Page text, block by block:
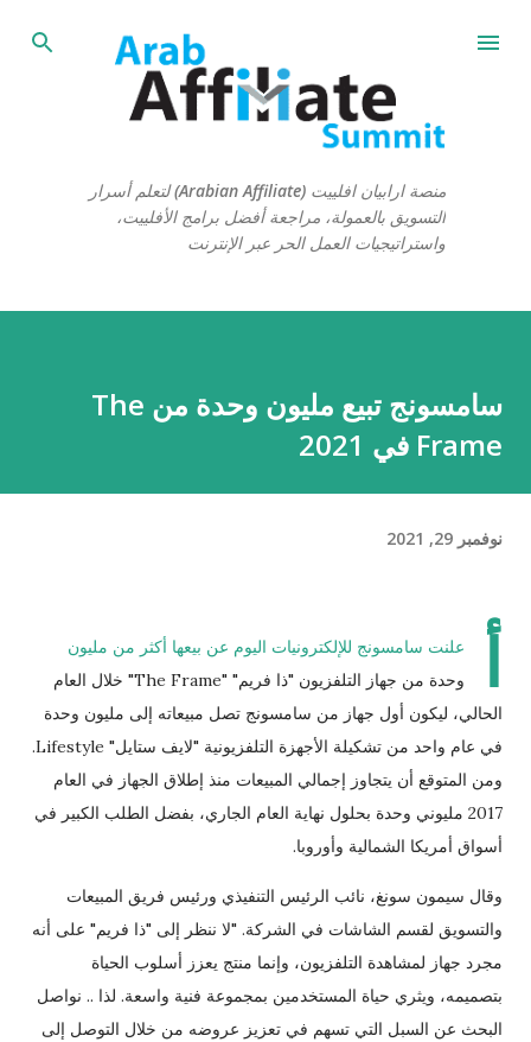
التخطي إلى المحتوى الرئيسي
منصة ارابيان افلييت (Arabian Affiliate) لتعلم أسرار
التسويق بالعمولة، مراجعة أفضل برامج الأفلييت،
واستراتيجيات العمل الحر عبر الإنترنت
سامسونج تبيع مليون وحدة من The
Frame في 2021
نوفمبر 29, 2021
أ
علنت سامسونج للإلكترونيات اليوم عن بيعها أكثر من مليون
وحدة من جهاز التلفزيون "ذا فريم" "The Frame" خلال العام
الحالي، ليكون أول جهاز من سامسونج تصل مبيعاته إلى مليون وحدة
في عام واحد من تشكيلة الأجهزة التلفزيونية "لايف ستايل" Lifestyle.
ومن المتوقع أن يتجاوز إجمالي المبيعات منذ إطلاق الجهاز في العام
2017 مليوني وحدة بحلول نهاية العام الجاري، بفضل الطلب الكبير في
أسواق أمريكا الشمالية وأوروبا.
وقال سيمون سونغ، نائب الرئيس التنفيذي ورئيس فريق المبيعات
والتسويق لقسم الشاشات في الشركة. "لا ننظر إلى "ذا فريم" على أنه
مجرد جهاز لمشاهدة التلفزيون، وإنما منتج يعزز أسلوب الحياة
بتصميمه، ويثري حياة المستخدمين بمجموعة فنية واسعة. لذا .. نواصل
البحث عن السبل التي تسهم في تعزيز عروضه من خلال التوصل إلى